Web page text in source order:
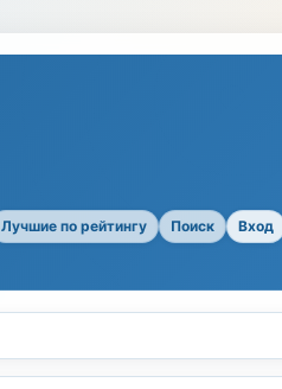
Лучшие по рейтингу Поиск Вход